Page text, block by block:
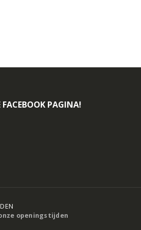
FACEBOOK PAGINA!
openingstijden